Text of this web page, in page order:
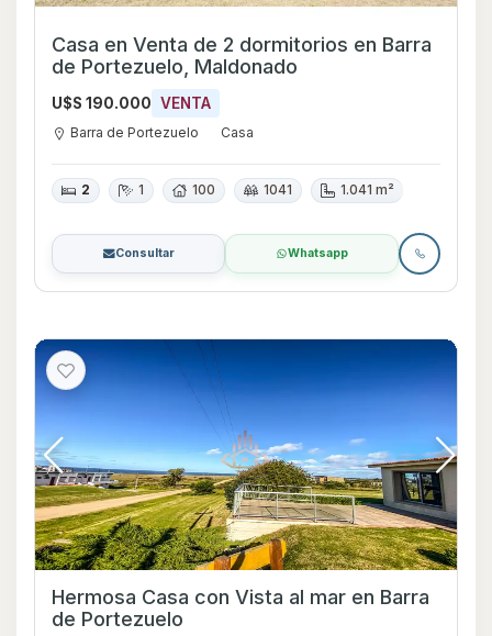
Casa en Venta de 2 dormitorios en Barra
de Portezuelo, Maldonado
U$S 190.000 VENTA
Barra de Portezuelo Casa
2 1 100 1041 1.041 m²
Consultar Whatsapp
Hermosa Casa con Vista al mar en Barra
de Portezuelo